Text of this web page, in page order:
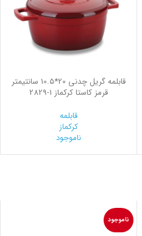
قابلمه گریل چدنی 20*10.5 سانتیمتر
قرمز کاستا کرکماز 2829-1
قابلمه
کرکماز
ناموجود
ناموجود